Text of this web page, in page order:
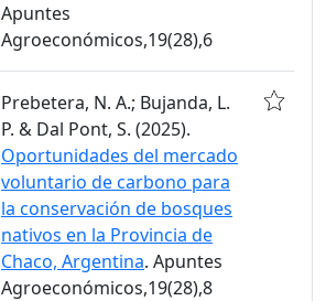
Apuntes
Agroeconómicos,19(28),6
Prebetera, N. A.; Bujanda, L.
P. & Dal Pont, S. (2025).
Oportunidades del mercado
voluntario de carbono para
la conservación de bosques
nativos en la Provincia de
Chaco, Argentina. Apuntes
Agroeconómicos,19(28),8